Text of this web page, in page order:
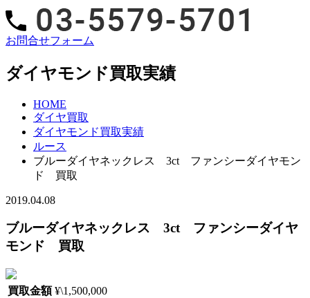
お問合せフォーム
ダイヤモンド買取実績
HOME
ダイヤ買取
ダイヤモンド買取実績
ルース
ブルーダイヤネックレス 3ct ファンシーダイヤモン
ド 買取
2019.04.08
ブルーダイヤネックレス 3ct ファンシーダイヤ
モンド 買取
買取金額 ¥\1,500,000